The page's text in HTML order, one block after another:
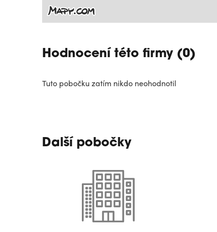
Hodnocení této firmy (0)
Tuto pobočku zatím nikdo neohodnotil
Další pobočky